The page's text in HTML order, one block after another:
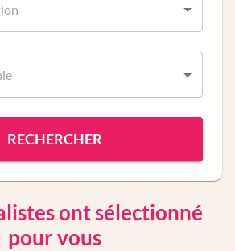
RECHERCHER
ont sélectionné
pour vous